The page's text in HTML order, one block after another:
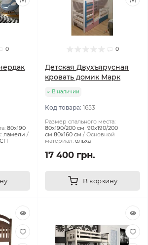
0
80х190
ламели
0
Детская Двухъярусная
кровать домик Марк
В наличии
Код товара: 1653
Размер спального места:
80х190/200 см 90х190/200
см 80х160 см
Основной
материал: ольха
17 400 грн.
В корзину